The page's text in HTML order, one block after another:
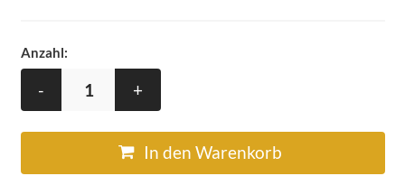
Anzahl:
- +
In den Warenkorb